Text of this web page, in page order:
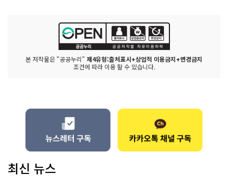
본 저작물은 "공공누리" 제4유형:출처표시+상업적 이용금지+변경금지
조건에 따라 이용 할 수 있습니다.
최신 뉴스